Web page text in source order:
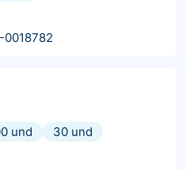
0018782
und
30 und